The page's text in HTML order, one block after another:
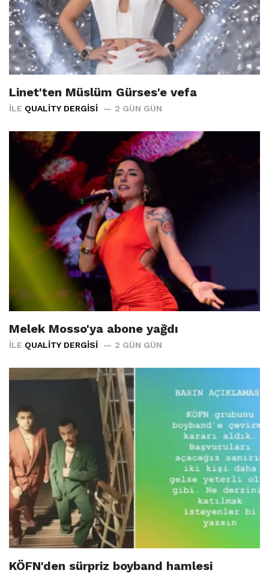
Linet'ten Müslüm Gürses'e vefa
İLE QUALITY DERGISI 2 GÜN GÜN
Melek Mosso'ya abone yağdı
İLE QUALITY DERGISI 2 GÜN GÜN
KÖFN'den sürpriz boyband hamlesi